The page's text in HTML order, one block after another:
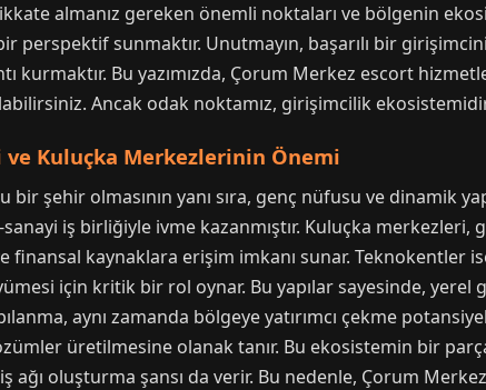
almanız gereken önemli noktaları ve bölgenin
perspektif sunmaktır. Unutmayın, başarılı bir
Bu yazımızda, Çorum Merkez escort
Ancak odak noktamız, girişimcilik
Kuluçka Merkezlerinin Önemi
şehir olmasının yanı sıra, genç nüfusu ve dinamik
iş birliğiyle ivme kazanmıştır. Kuluçka merkezleri,
finansal kaynaklara erişim imkanı sunar. Teknokentler
için kritik bir rol oynar. Bu yapılar sayesinde, yerel
aynı zamanda bölgeye yatırımcı çekme
üretilmesine olanak tanır. Bu ekosistemin bir
ağı oluşturma şansı da verir. Bu nedenle, Çorum